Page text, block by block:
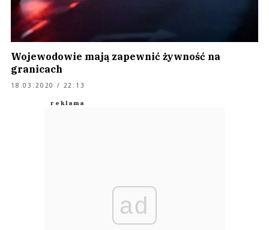
Wojewodowie mają zapewnić żywność na
granicach
18.03.2020 / 22:13
ad